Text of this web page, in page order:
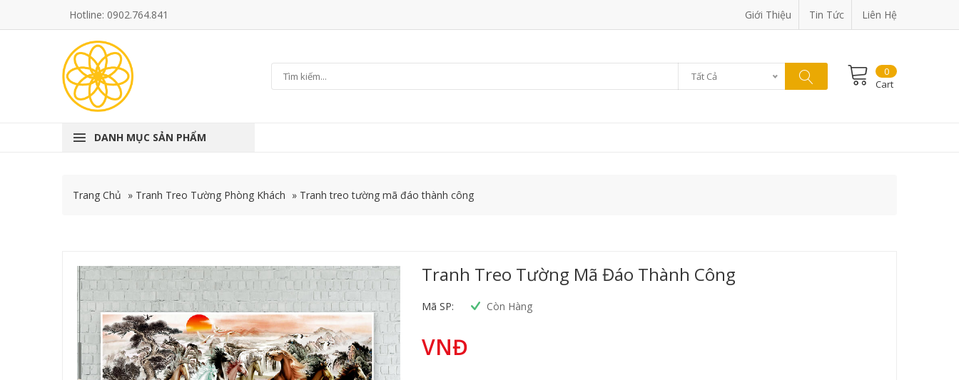
Hotline: 0902.764.841 Giới Thiệu Tin Tức Liên Hệ
Tất Cả
0
Cart
DANH MỤC SẢN PHẨM
Trang Chủ » Tranh Treo Tường Phòng Khách » Tranh treo tường mã đáo thành công
Tranh Treo Tường Mã Đáo Thành Công
Mã SP: Còn Hàng
VNĐ